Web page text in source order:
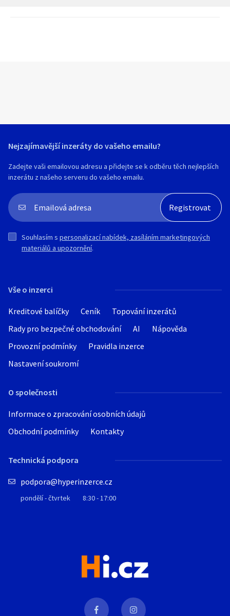
Vše o inzerci
Kreditové balíčky Ceník
Topování inzerátů
Rady pro bezpečné obchodování
AI
Nápověda
Provozní podmínky
Pravidla inzerce
Nastavení soukromí
O společnosti
Informace o zpracování osobních údajů
Obchodní podmínky
Kontakty
Technická podpora
podpora@hyperinzerce.cz
pondělí - čtvrtek 8:30 - 17:00
Nejzajímavější inzeráty do vašeho emailu?
Zadejte vaši emailovou adresu a přidejte se k odběru těch nejlepších
inzerátu z našeho serveru do vašeho emailu.
Souhlasím s personalizací nabídek, zasíláním marketingových
materiálů a upozornění.